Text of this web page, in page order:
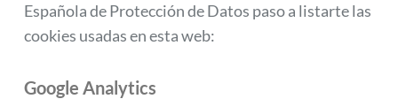
Española de Protección de Datos paso a listarte las
cookies usadas en esta web:
Google Analytics